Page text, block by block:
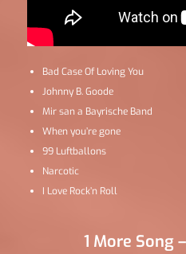
Bad Case Of Loving You
Johnny B. Goode
Mir san a Bayrische Band
When you’re gone
99 Luftballons
Narcotic
I Love Rock’n Roll
1 More Song